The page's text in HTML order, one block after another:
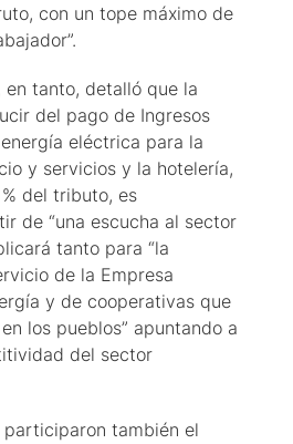
con un tope máximo de
en tanto, detalló que la
del pago de Ingresos
eléctrica para la
y servicios y la hotelería,
del tributo, es
de “una escucha al sector
tanto para “la
de la Empresa
y de cooperativas que
los pueblos” apuntando a
del sector
participaron también el